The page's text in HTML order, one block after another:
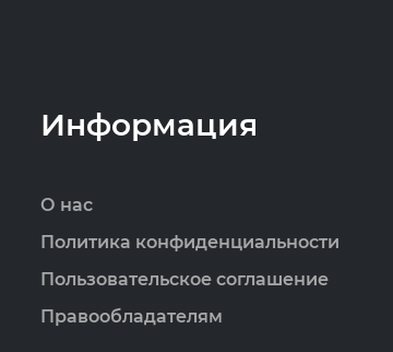
Информация
О нас
Политика конфиденциальности
Пользовательское соглашение
Правообладателям